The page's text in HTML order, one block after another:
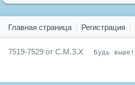
Главная страница Регистрация
7519-7529 от С.М.З.Х Будь выше!